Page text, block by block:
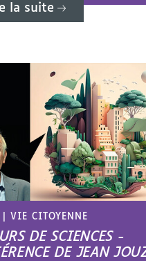
la suite
VIE CITOYENNE
DE SCIENCES -
DE JEAN